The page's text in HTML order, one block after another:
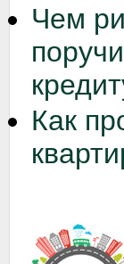
Чем
Как